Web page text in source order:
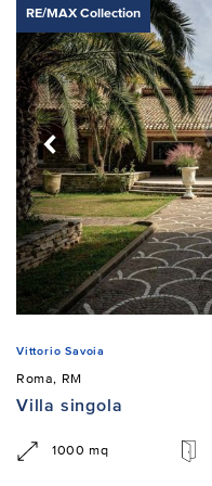
RE/MAX Collection
Vittorio Savoia
Roma, RM
Villa singola
1000 mq